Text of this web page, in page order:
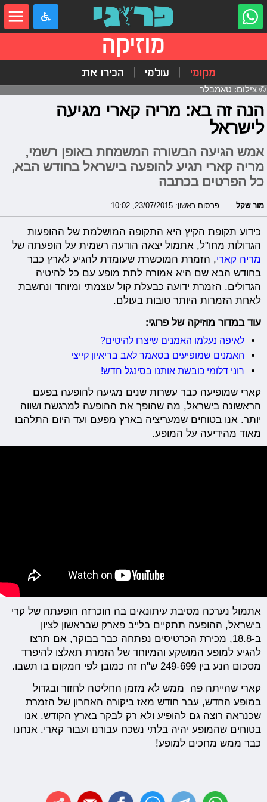
מוזיקה
מקומי עולמי הכירו את
© צילום: טאמבלר
הנה זה בא: מריה קארי מגיעה
לישראל
אמש הגיעה הבשורה המשמחת באופן רשמי,
מריה קארי תגיע להופעה בישראל בחודש הבא,
כל הפרטים בכתבה
מור שקל פרסום ראשון: 23/07/2015, 10:02
כידוע תקופת הקיץ היא התקופה המושלמת של ההופעות
הגדולות מחו"ל, אתמול יצאה הודעה רשמית על הופעתה של
מריה קארי, הזמרת המוכשרת שעומדת להגיע לארץ כבר
בחודש הבא שם היא אמורה לתת מופע עם כל להיטיה
הגדולים. הזמרת ידועה כבעלת קול עוצמתי ומיוחד ונחשבת
לאחת הזמרות היותר טובות בעולם.
עוד במדור מוזיקה של פרוגי:
לאיפה נעלמו האמנים שיצרו להיטים?
האמנים שמופיעים בסאמר לאב בריאיון קייצי
רוני דלומי כובשת אותנו בסינגל חדש!
קארי שמופיעה כבר עשרות שנים מגיעה להופעה בפעם
הראשונה בישראל, מה שהופך את ההופעה למרגשת ושווה
יותר. אנו בטוחים שמעריציה בארץ מפעם ועד היום התלהבו
מאוד מהידיעה על המופע.
אתמול נערכה מסיבת עיתונאים בה הוכרזה הופעתה של קרי
בישראל, ההופעה תתקיים בלייב פארק שבראשון לציון
ב-18.8, מכירת הכרטיסים נפתחה כבר בבוקר, אם תרצו
להגיע למופע המושקע והמיוחד של הזמרת תאלצו להיפרד
מסכום הנע בין 249-699 ש"ח זה כמובן לפי המקום בו תשבו.
קארי שהייתה פה ממש לא מזמן החליטה לחזור ובגדול
במופע החדש, עבר חודש מאז ביקורה האחרון של הזמרת
שכנראה רוצה גם להופיע ולא רק לבקר בארץ הקודש. אנו
בטוחים שהמופע יהיה בלתי נשכח עבורנו ועבור קארי. אנחנו
כבר ממש מחכים למופע!